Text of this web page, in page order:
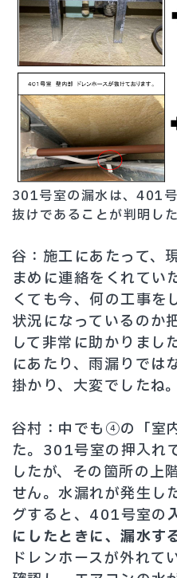
301号室の漏水は、401
抜けであることが判明した
谷：施工にあたって、
まめに連絡をくれてい
くても今、何の工事を
状況になっているのか
して非常に助かりまし
にあたり、雨漏りでは
掛かり、大変でしたね。
谷村：中でも④の「室
た。301号室の押入れ
したが、その箇所の上
せん。水漏れが発生し
グすると、401号室の
にしたときに、漏水す
ドレンホースが外れて